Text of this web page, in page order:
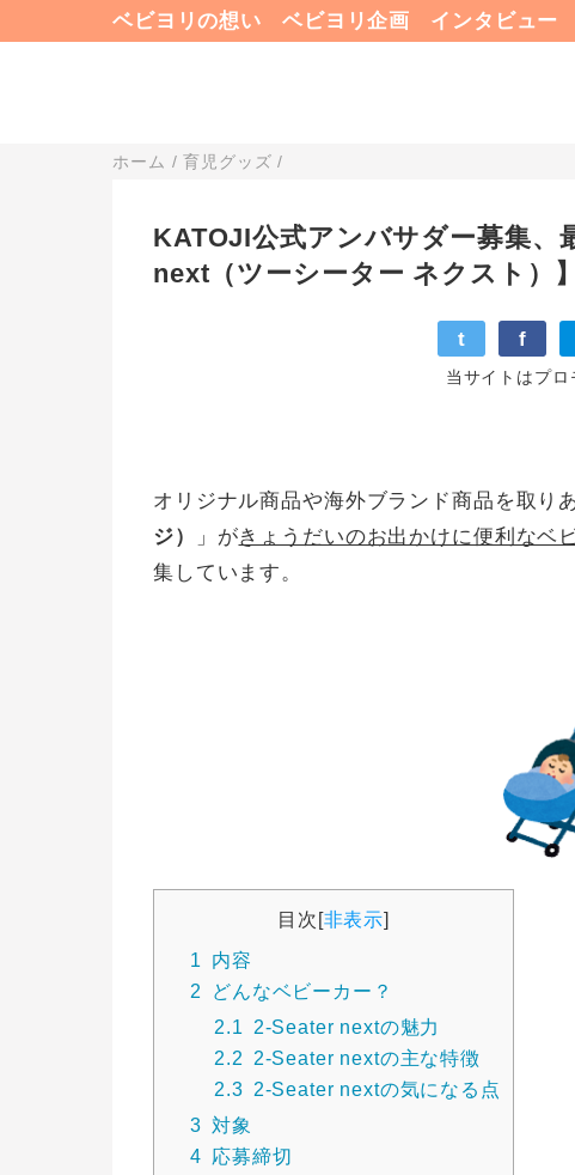
ベビヨリの想い ベビヨリ企画 インタビュー
ホーム /育児グッズ /
KATOJI公式アンバサダー募集、
next（ツーシーター ネクスト）】
t f
当サイトはプ
オリジナル商品や海外ブランド商品を取り
ジ）
」がきょうだいのお出かけに便利な
集しています。
目次[非表示]
1
内容
2
どんなベビーカー？
2.1
2-Seater nextの魅力
2.2
2-Seater nextの主な特徴
2.3 2-Seater nextの気になる点
3 対象
4 応募締切